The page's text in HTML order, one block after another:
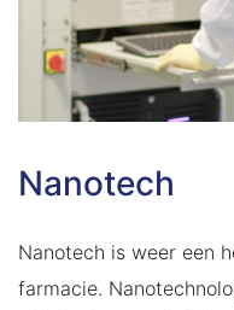
Nanotech
Nanotech is weer een
farmacie.